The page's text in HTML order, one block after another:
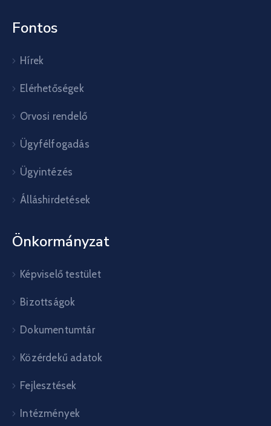
Fontos
Hírek
Elérhetőségek
Orvosi rendelő
Ügyfélfogadás
Ügyintézés
Álláshirdetések
Önkormányzat
Képviselő testület
Bizottságok
Dokumentumtár
Közérdekű adatok
Fejlesztések
Intézmények